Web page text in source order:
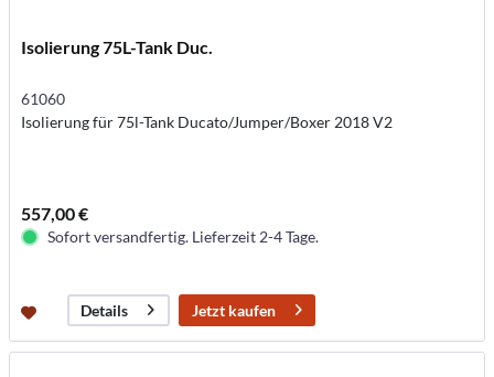
Isolierung 75L-Tank Duc.
61060
Isolierung für 75l-Tank Ducato/Jumper/Boxer 2018 V2
557,00 €
Sofort versandfertig. Lieferzeit 2-4 Tage.
Details Jetzt kaufen